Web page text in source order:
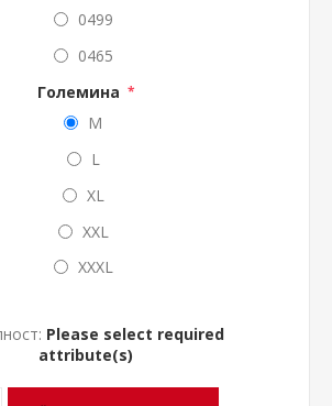
0499
0465
Големина *
M
L
XL
XXL
XXXL
Please select required
attribute(s)